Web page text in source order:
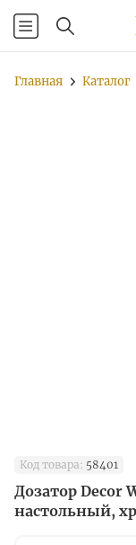
Главная Каталог
Код товара: 58401
Дозатор Decor
настольный,